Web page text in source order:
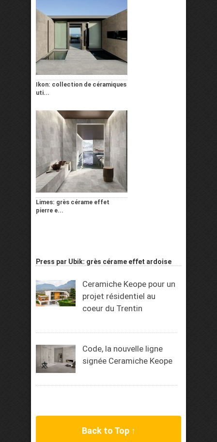
Ikon: collection de céramiques
uti...
Limes: grès cérame effet
pierre e...
Press par Ubik: grès cérame effet ardoise
Ceramiche Keope pour un
projet résidentiel au
coeur du Trentin
Code, la nouvelle ligne
signée Ceramiche Keope
Back to Top ↑